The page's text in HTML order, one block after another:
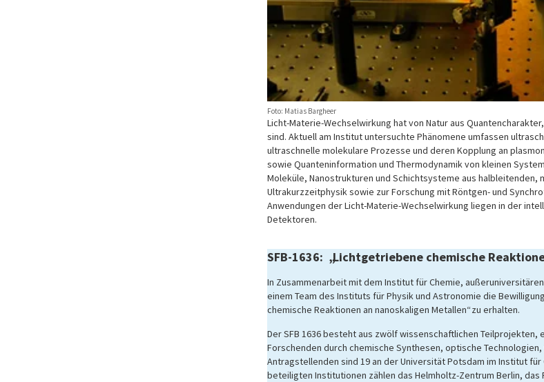
Foto: Matias Bargheer
Licht-Materie-Wechselwirkung hat von Natur aus
sind. Aktuell am Institut untersuchte Phänomene umfassen
ultraschnelle molekulare Prozesse und deren Kopplung an
sowie Quanteninformation und Thermodynamik von kleinen
Moleküle, Nanostrukturen und Schichtsysteme aus
Ultrakurzzeitphysik sowie zur Forschung mit Röntgen- und
Anwendungen der Licht-Materie-Wechselwirkung liegen in der
Detektoren.
SFB-1636: „Lichtgetriebene chemische
In Zusammenarbeit mit dem Institut für Chemie,
einem Team des Instituts für Physik und Astronomie die
chemische Reaktionen an nanoskaligen Metallen“ zu erhalten.
Der SFB 1636 besteht aus zwölf wissenschaftlichen
Forschenden durch chemische Synthesen, optische
Antragstellenden sind 19 an der Universität Potsdam im Institut
beteiligten Institutionen zählen das Helmholtz-Zentrum Berlin, das